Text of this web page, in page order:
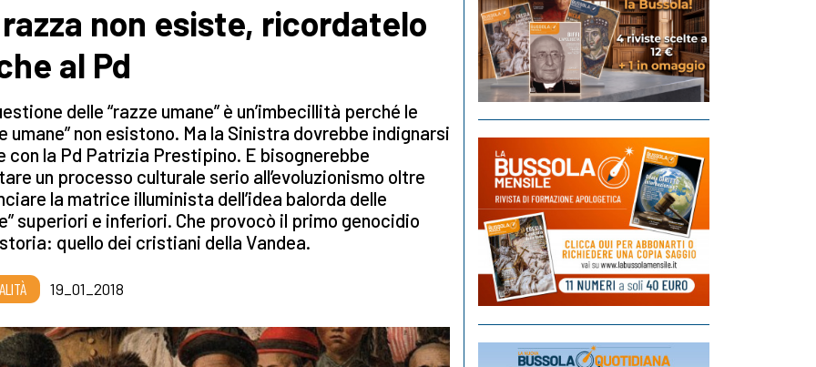
non esiste, ricordatelo
al Pd
delle “razze umane” è un’imbecillità perché le
umane” non esistono. Ma la Sinistra dovrebbe indignarsi
con la Pd Patrizia Prestipino. E bisognerebbe
un processo culturale serio all’evoluzionismo oltre
la matrice illuminista dell’idea balorda delle
superiori e inferiori. Che provocò il primo genocidio
quello dei cristiani della Vandea.
19_01_2018